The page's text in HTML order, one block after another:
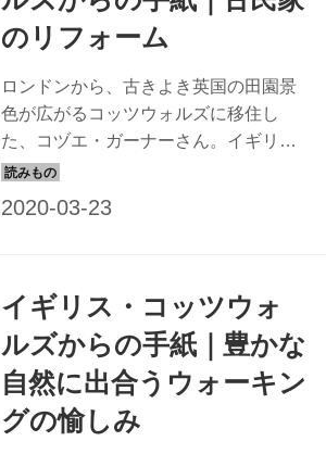
のリフォーム
ロンドンから、古きよき英国の田園景
色が広がるコッツウォルズに移住し
た、コヅエ・ガーナーさん。イギリス
には、築100年以上の古民家がたくさん
イギリス・コッツウォ
ルズからの手紙｜豊かな
自然に出合うウォーキン
グの愉しみ